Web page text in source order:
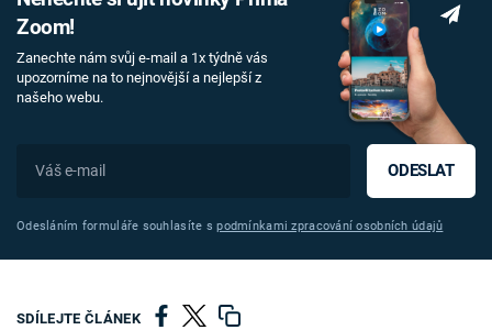
Zoom!
Zanechte nám svůj e-mail a 1x týdně vás
upozorníme na to nejnovější a nejlepší z
našeho webu.
ODESLAT
Odesláním formuláře souhlasíte spodmínkami zpracování osobních údajů
SDÍLEJTE ČLÁNEK